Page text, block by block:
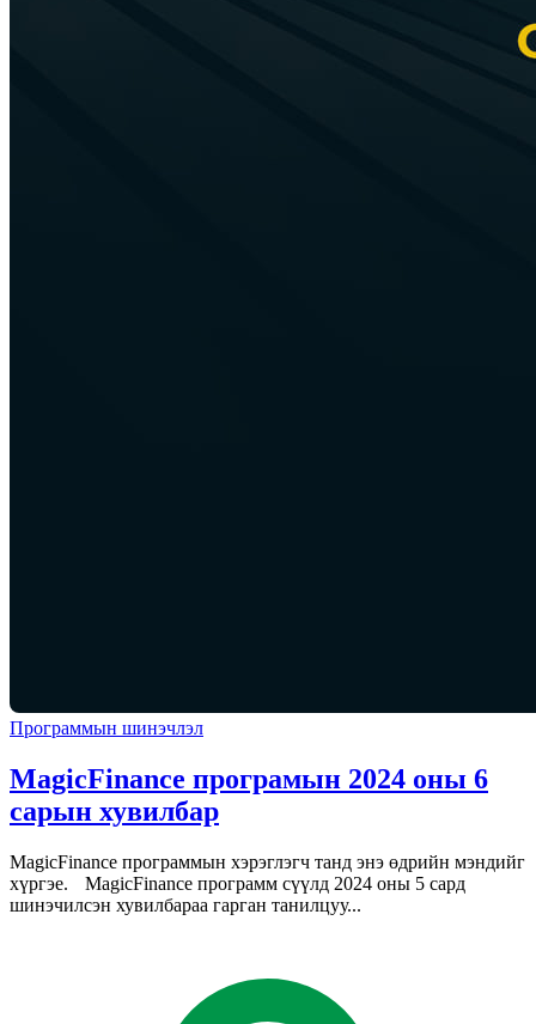
Программын шинэчлэл
MagicFinance програмын 2024 оны 6
сарын хувилбар
MagicFinance программын хэрэглэгч танд энэ өдрийн мэндийг
хүргэе. MagicFinance программ сүүлд 2024 оны 5 сард
шинэчилсэн хувилбараа гарган танилцуу...